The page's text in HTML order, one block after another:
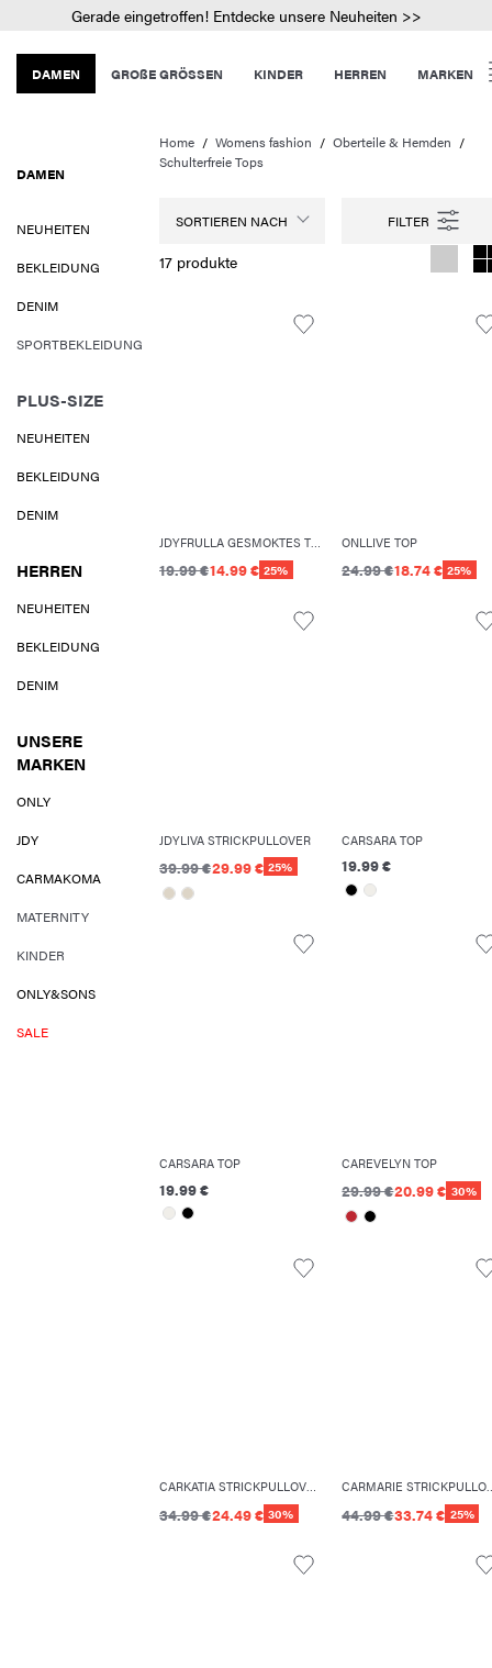
Gerade eingetroffen! Entdecke unsere Neuheiten >>
DAMEN GROßE GRÖSSEN KINDER HERREN MARKEN
DAMEN
NEUHEITEN
BEKLEIDUNG
DENIM
SPORTBEKLEIDUNG
PLUS-SIZE
NEUHEITEN
BEKLEIDUNG
DENIM
HERREN
NEUHEITEN
BEKLEIDUNG
DENIM
UNSERE
MARKEN
ONLY
JDY
CARMAKOMA
MATERNITY
KINDER
ONLY&SONS
SALE
Home Womens fashion
Oberteile & Hemden
Schulterfreie Tops
SORTIEREN NACH
17 produkte
JDYFRULLA GESMOKTES TOP
19.99 €14.99 € 25%
ONLLIVE TOP
24.99 €18.74 € 25%
JDYLIVA STRICKPULLOVER
39.99 €29.99 € 25%
CARSARA TOP
19.99 €
CARSARA TOP
19.99 €
CAREVELYN TOP
29.99 €20.99 € 30%
CARKATIA STRICKPULLOVER
34.99 €24.49 € 30% 44.99 €33.74 € 25%